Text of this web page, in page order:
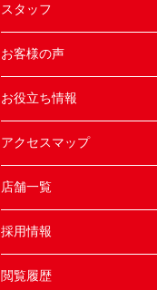
スタッフ
お客様の声
お役立ち情報
アクセスマップ
店舗一覧
採用情報
閲覧履歴